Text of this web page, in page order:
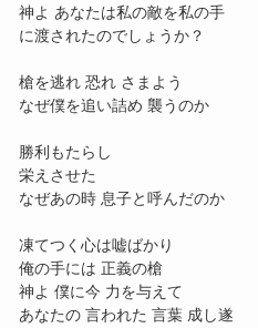
神よ あなたは私の敵を私の手
に渡されたのでしょうか？
槍を逃れ 恐れ さまよう
なぜ僕を追い詰め 襲うのか
勝利もたらし
栄えさせた
なぜあの時 息子と呼んだのか
凍てつく心は嘘ばかり
俺の手には 正義の槍
神よ 僕に今 力を与えて
あなたの 言われた 言葉 成し遂